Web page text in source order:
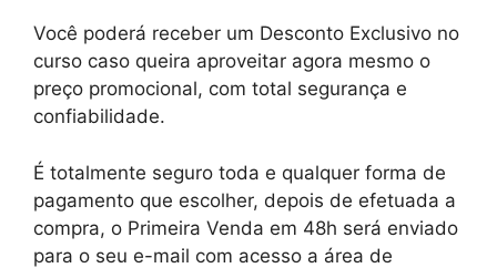
Você poderá receber um Desconto Exclusivo no
curso caso queira aproveitar agora mesmo o
preço promocional, com total segurança e
confiabilidade.
É totalmente seguro toda e qualquer forma de
pagamento que escolher, depois de efetuada a
compra, o Primeira Venda em 48h será enviado
para o seu e-mail com acesso a área de